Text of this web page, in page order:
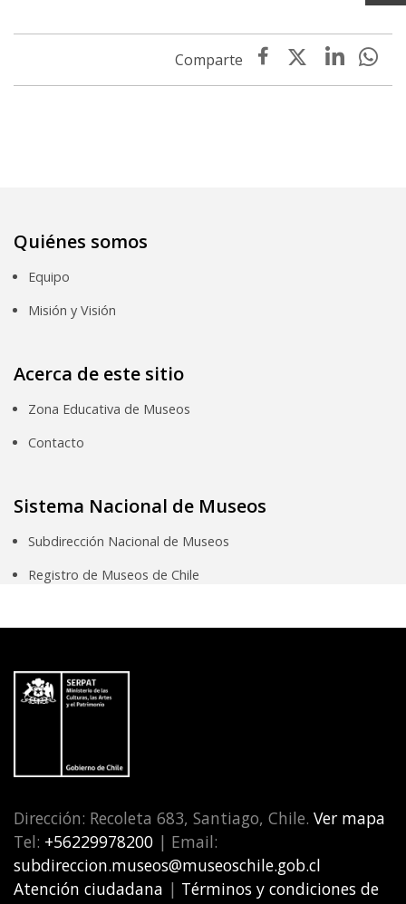
Quiénes somos
Equipo
Misión y Visión
Acerca de este sitio
Zona Educativa de Museos
Contacto
Sistema Nacional de Museos
Subdirección Nacional de Museos
Registro de Museos de Chile
Dirección: Recoleta 683, Santiago, Chile. Ver mapa
Tel: +56229978200 | Email:
subdireccion.museos@museoschile.gob.cl
Atención ciudadana | Términos y condiciones de